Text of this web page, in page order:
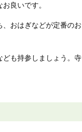
良いです。
おはぎなどが定番のお
も持参しましょう。寺